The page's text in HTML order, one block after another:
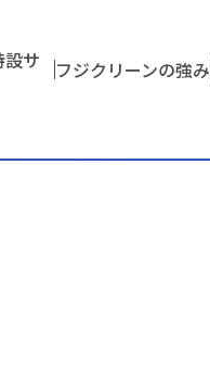
サ フジクリーンの強み